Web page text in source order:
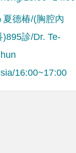
夏德椿/(胸腔內
)895診/Dr. Te-
16:00~17:00